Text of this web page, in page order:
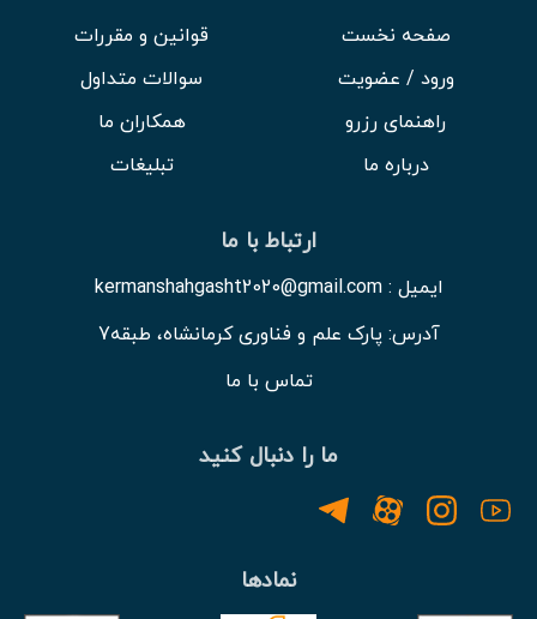
صفحه نخست
ورود / عضویت
راهنمای رزرو
درباره ما
قوانین و مقررات
سوالات متداول
همکاران ما
تبلیغات
ارتباط با ما
ایمیل : kermanshahgasht2020@gmail.com
آدرس: پارک علم و فناوری کرمانشاه، طبقه7
تماس با ما
ما را دنبال کنید
نمادها